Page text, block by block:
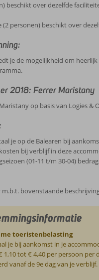
beschikt over dezelfde
personen) beschikt over
je de mogelijkheid om
2018: Ferrer Maristany
op basis van Logies
je op de Balearen bij
bij verblijf in deze
(01-11 t/m 30-04)
m.b.t. bovenstaande
toeristenbelasting
je bij aankomst in je
1,10 tot € 4,40 per persoon
vanaf de 9e dag van je verblijf.